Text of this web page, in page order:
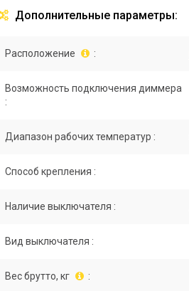
Дополнительные параметры:
Расположение :
Возможность подключения диммера
:
Диапазон рабочих температур :
Способ крепления :
Наличие выключателя :
Вид выключателя :
Вес брутто, кг :